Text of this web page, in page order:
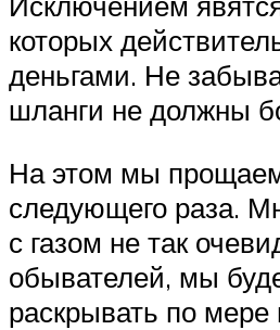
которых
деньгами. Не
шланги не должны
На этом мы
следующего раза.
с газом не так
обывателей, мы
раскрывать по мере